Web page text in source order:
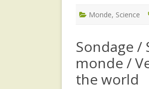
Monde, Science
Sondage /
monde /
the world